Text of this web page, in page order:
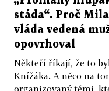
stáda“. Proč
vláda vedená
opovrhoval
Někteří říkají, že to
Knížáka. A něco na
organizovaný těmi,